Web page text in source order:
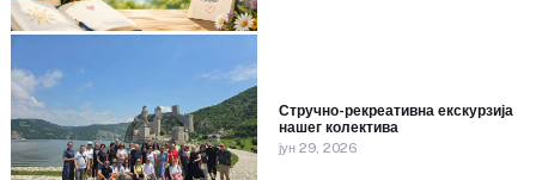
Стручно-рекреативна екскурзија
нашег колектива
јун 29, 2026